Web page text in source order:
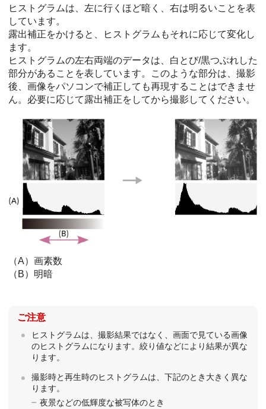
ヒストグラムは、左に行くほど暗く、右は明るいことを表
しています。
露出補正をかけると、ヒストグラムもそれに応じて変化し
ます。
ヒストグラムの左右両端のデータは、白とび/黒つぶれした
部分があることを表しています。このような部分は、撮影
後、画像をパソコンで補正しても再現することはできませ
ん。必要に応じて露出補正をしてから撮影してください。
（A）画素数
（B）明暗
ご注意
ヒストグラムは、撮影結果ではなく、画面で見ている画像
のヒストグラムになります。絞り値などにより結果が異な
ります。
撮影時と再生時のヒストグラムは、下記のとき大きく異な
ります。
夜景などの低輝度な被写体のとき